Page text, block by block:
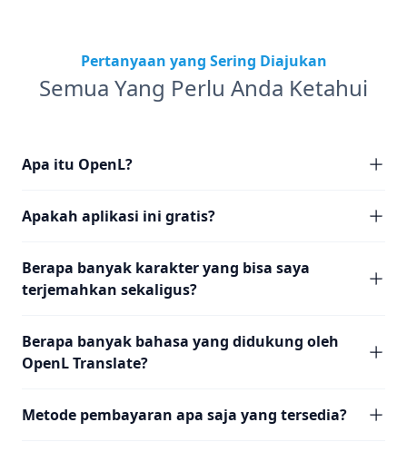
Pertanyaan yang Sering Diajukan
Semua Yang Perlu Anda Ketahui
Apa itu OpenL?
Apakah aplikasi ini gratis?
Berapa banyak karakter yang bisa saya
terjemahkan sekaligus?
Berapa banyak bahasa yang didukung oleh
OpenL Translate?
Metode pembayaran apa saja yang tersedia?